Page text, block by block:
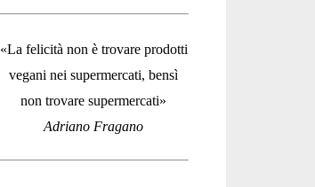
«La felicità non è trovare prodotti
vegani nei supermercati, bensì
non trovare supermercati»
Adriano Fragano